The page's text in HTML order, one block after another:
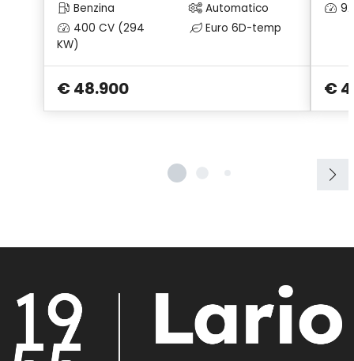
Benzina
Automatico
400 CV (294
KW)
Euro 6D-temp
€ 48.900 €